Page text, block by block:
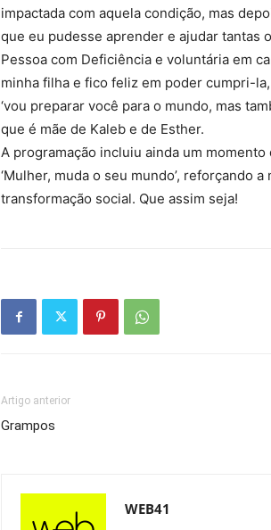
impactada com aquela condição, mas
que eu pudesse aprender e ajudar tantas
Pessoa com Deficiência e voluntária em
minha filha e fico feliz em poder cumpri-
‘vou preparar você para o mundo, mas
que é mãe de Kaleb e de Esther.
A programação incluiu ainda um
‘Mulher, muda o seu mundo’, reforçando
transformação social. Que assim seja!
Artigo anterior
Grampos
WEB41